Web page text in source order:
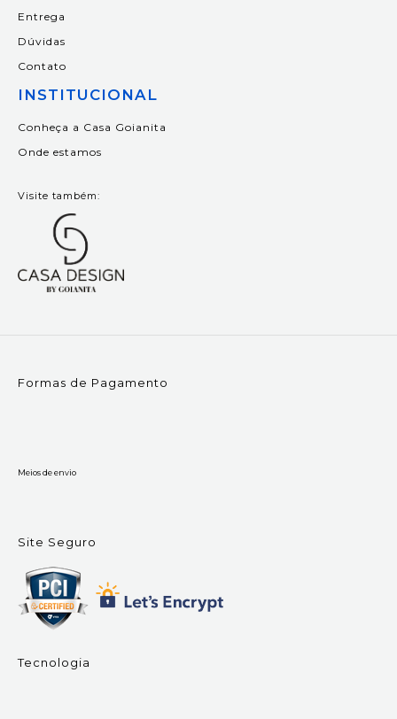
Entrega
Dúvidas
Contato
INSTITUCIONAL
Conheça a Casa Goianita
Onde estamos
Visite também:
Formas de Pagamento
Meios de envio
Site Seguro
Tecnologia